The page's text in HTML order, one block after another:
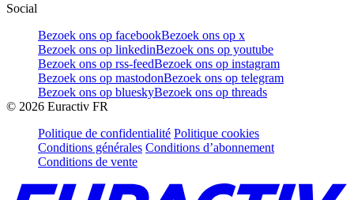
Social
Bezoek ons op facebookBezoek ons op x
Bezoek ons op linkedinBezoek ons op youtube
Bezoek ons op rss-feedBezoek ons op instagram
Bezoek ons op mastodonBezoek ons op telegram
Bezoek ons op blueskyBezoek ons op threads
© 2026 Euractiv FR
Politique de confidentialité Politique cookies
Conditions générales Conditions d’abonnement
Conditions de vente